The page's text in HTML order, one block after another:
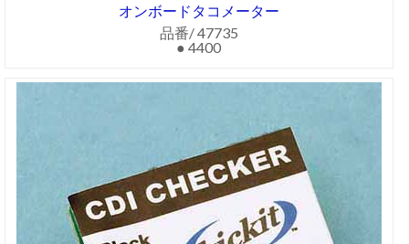
オンボードタコメーター
品番/ 47735
● 4400